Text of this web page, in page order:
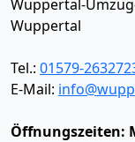
Wuppertal-
Wuppertal
Tel.: 01579-
E-Mail:
Öffnungszeiten: